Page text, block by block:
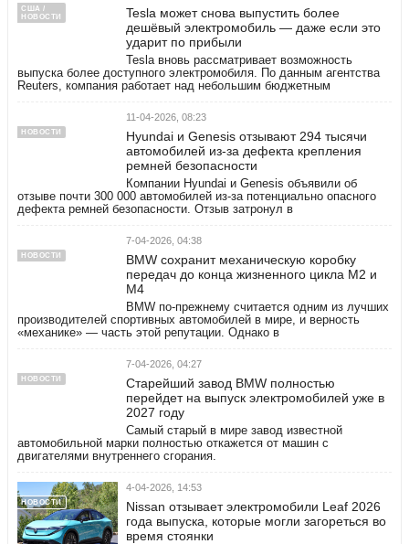
США /
НОВОСТИ
Tesla может снова выпустить более
дешёвый электромобиль — даже если это
ударит по прибыли
Tesla вновь рассматривает возможность
выпуска более доступного электромобиля. По данным агентства
Reuters, компания работает над небольшим бюджетным
НОВОСТИ
11-04-2026, 08:23
Hyundai и Genesis отзывают 294 тысячи
автомобилей из-за дефекта крепления
ремней безопасности
Компании Hyundai и Genesis объявили об
отзыве почти 300 000 автомобилей из-за потенциально опасного
дефекта ремней безопасности. Отзыв затронул в
НОВОСТИ
7-04-2026, 04:38
BMW сохранит механическую коробку
передач до конца жизненного цикла M2 и
M4
BMW по-прежнему считается одним из лучших
производителей спортивных автомобилей в мире, и верность
«механике» — часть этой репутации. Однако в
НОВОСТИ
7-04-2026, 04:27
Старейший завод BMW полностью
перейдет на выпуск электромобилей уже в
2027 году
Самый старый в мире завод известной
автомобильной марки полностью откажется от машин с
двигателями внутреннего сгорания.
НОВОСТИ
4-04-2026, 14:53
Nissan отзывает электромобили Leaf 2026
года выпуска, которые могли загореться во
время стоянки